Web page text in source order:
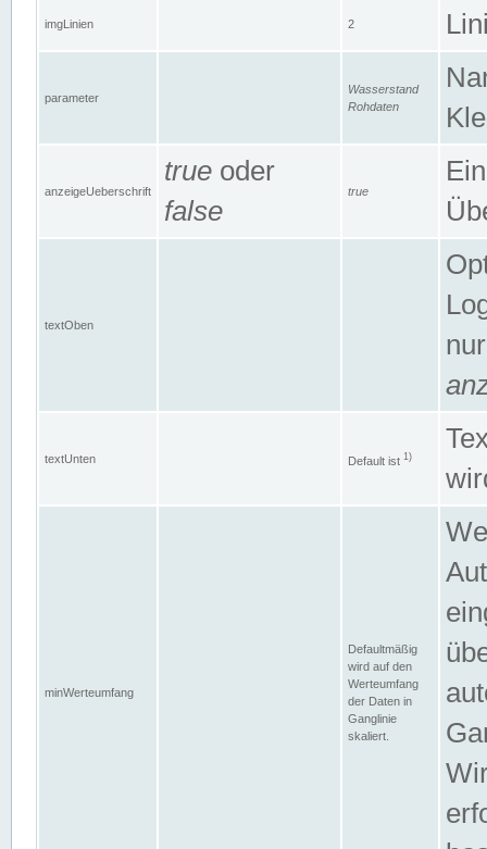
imgLinien 2
parameter
Wasserstand
Rohdaten
anzeigeUeberschrift
true oder
false
true
textOben
textUnten Default ist 1)
minWerteumfang
Defaultmäßig
wird auf den
Werteumfang
der Daten in
Ganglinie
skaliert.